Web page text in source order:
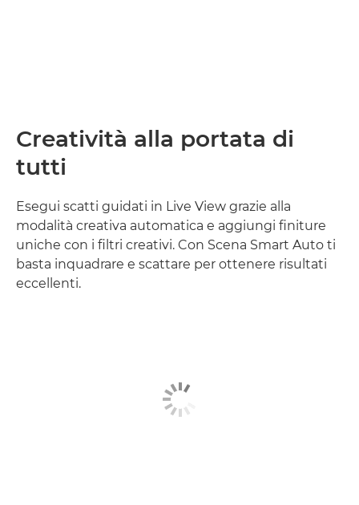
Creatività alla portata di
tutti
Esegui scatti guidati in Live View grazie alla
modalità creativa automatica e aggiungi finiture
uniche con i filtri creativi. Con Scena Smart Auto ti
basta inquadrare e scattare per ottenere risultati
eccellenti.